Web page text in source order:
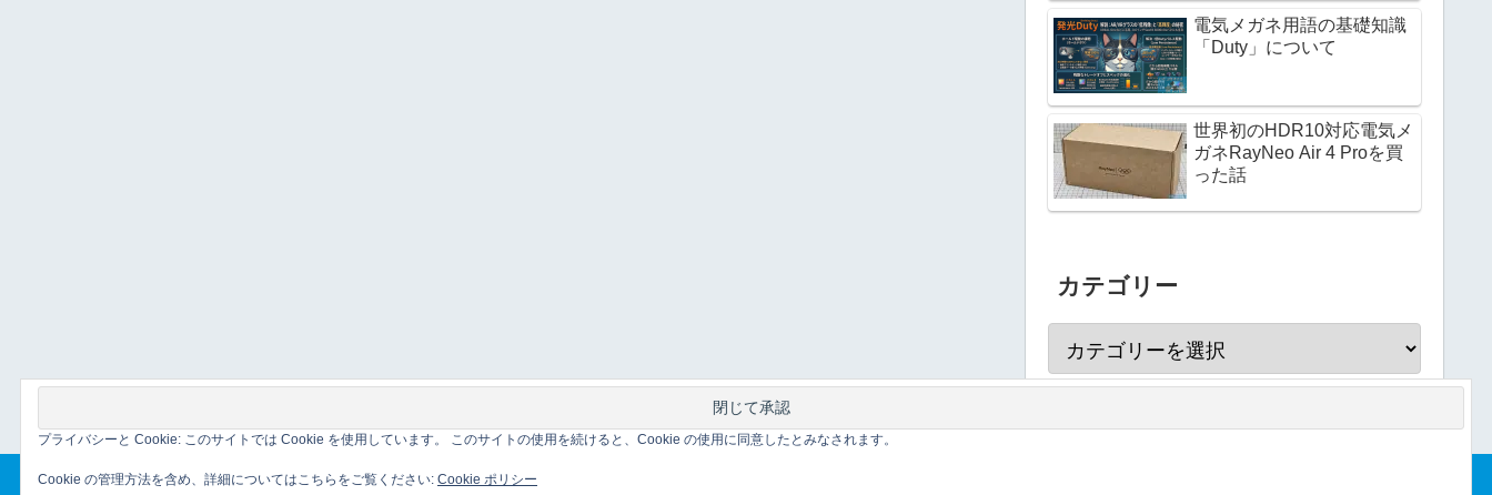
電気メガネ用語の基礎知識
「Duty」について
世界初のHDR10対応電気メ
ガネRayNeo Air 4 Proを買
った話
カテゴリー
プライバシーと Cookie: このサイトでは Cookie を使用しています。 このサイトの使用を続けると、Cookie の使用に同意したとみなされます。
Cookie の管理方法を含め、詳細についてはこちらをご覧ください: Cookie ポリシー